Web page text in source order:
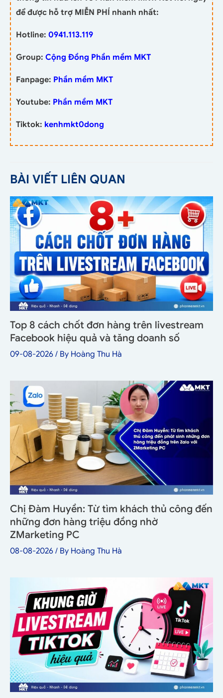
để được hỗ trợ MIỄN PHÍ nhanh nhất:
Hotline: 0941.113.119
Group: Cộng Đồng Phần mềm MKT
Fanpage: Phần mềm MKT
Youtube: Phần mềm MKT
Tiktok: kenhmkt0dong
BÀI VIẾT LIÊN QUAN
Top 8 cách chốt đơn hàng trên livestream
Facebook hiệu quả và tăng doanh số
09-08-2026 / By Hoàng Thu Hà
Chị Đàm Huyền: Từ tìm khách thủ công đến
những đơn hàng triệu đồng nhờ
ZMarketing PC
08-08-2026 / By Hoàng Thu Hà